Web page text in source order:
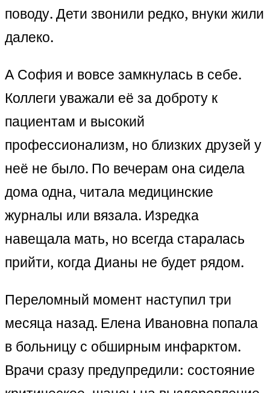
поводу. Дети звонили редко, внуки жили
далеко.
А София и вовсе замкнулась в себе.
Коллеги уважали её за доброту к
пациентам и высокий
профессионализм, но близких друзей у
неё не было. По вечерам она сидела
дома одна, читала медицинские
журналы или вязала. Изредка
навещала мать, но всегда старалась
прийти, когда Дианы не будет рядом.
Переломный момент наступил три
месяца назад. Елена Ивановна попала
в больницу с обширным инфарктом.
Врачи сразу предупредили: состояние